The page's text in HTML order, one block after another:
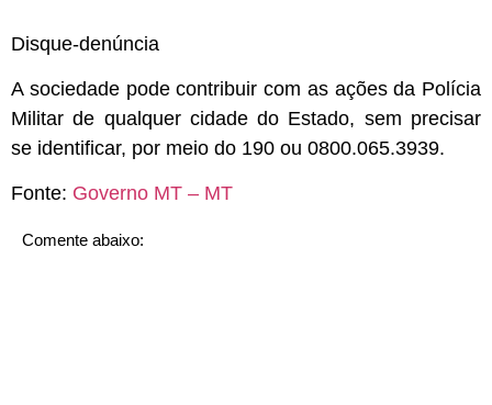
Disque-denúncia
A sociedade pode contribuir com as ações da Polícia
Militar de qualquer cidade do Estado, sem precisar
se identificar, por meio do 190 ou 0800.065.3939.
Fonte: Governo MT – MT
Comente abaixo: